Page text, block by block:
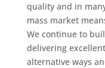
quality and in
mass market
We continue to
delivering
alternative ways